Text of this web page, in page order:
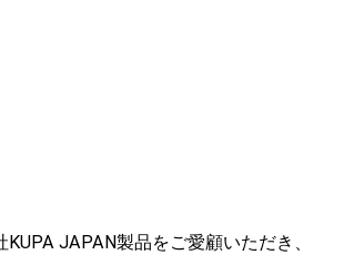
JAPAN製品をご愛顧いただき、